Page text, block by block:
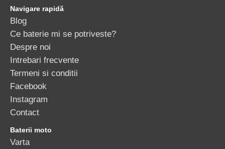
Navigare rapidă
Blog
Ce baterie mi se potriveste?
Despre noi
Intrebari frecvente
Termeni si conditii
Facebook
Instagram
Contact
Baterii moto
Varta